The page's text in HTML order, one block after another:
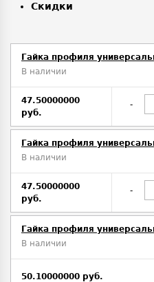
Скидки
Гайка профиля
В наличии
47.50000000
руб.
-
Гайка профиля
В наличии
47.50000000
руб.
-
Гайка профиля
В наличии
50.10000000 руб.